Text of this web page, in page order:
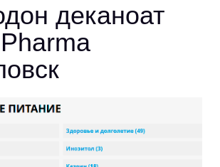
деканоат